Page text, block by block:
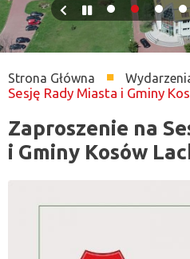
Pause
Previous
slide
Ścieżka
nawigacyjna
Strona Główna
Sesję Rady Miasta i Gminy
Zaproszenie na
i Gminy Kosów